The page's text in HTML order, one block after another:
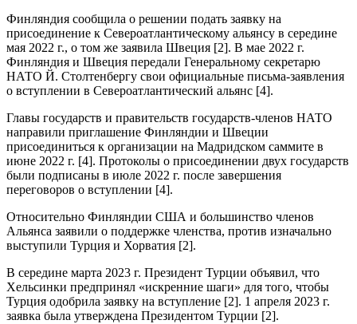
Финляндия сообщила о решении подать заявку на
присоединение к Североатлантическому альянсу в середине
мая 2022 г., о том же заявила Швеция [2]. В мае 2022 г.
Финляндия и Швеция передали Генеральному секретарю
НАТО Й. Столтенбергу свои официальные письма-заявления
о вступлении в Североатлантический альянс [4].
Главы государств и правительств государств-членов НАТО
направили приглашение Финляндии и Швеции
присоединиться к организации на Мадридском саммите в
июне 2022 г. [4]. Протоколы о присоединении двух государств
были подписаны в июле 2022 г. после завершения
переговоров о вступлении [4].
Относительно Финляндии США и большинство членов
Альянса заявили о поддержке членства, против изначально
выступили Турция и Хорватия [2].
В середине марта 2023 г. Президент Турции объявил, что
Хельсинки предпринял «искренние шаги» для того, чтобы
Турция одобрила заявку на вступление [2]. 1 апреля 2023 г.
заявка была утверждена Президентом Турции [2].